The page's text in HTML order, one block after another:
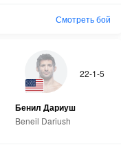
Смотреть бой
22-1-5
Бенил Дариуш
Beneil Dariush